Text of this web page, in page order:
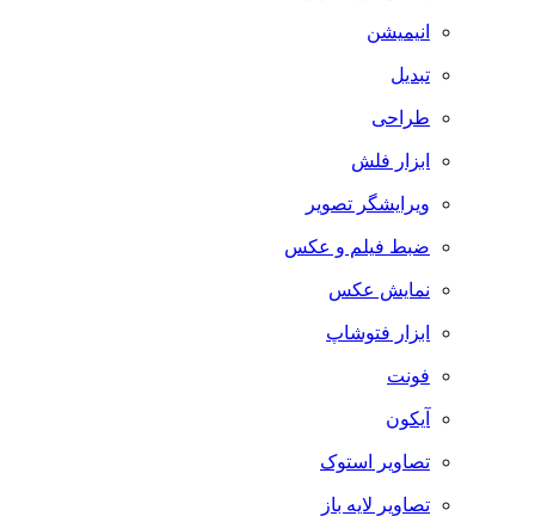
انیمیشن
تبدیل
طراحی
ابزار فلش
ویرایشگر تصویر
ضبط فيلم و عكس
نمایش عکس
ابزار فتوشاپ
فونت
آیکون
تصاویر استوک
تصاویر لایه باز